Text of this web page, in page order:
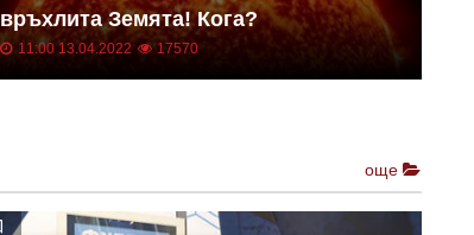
връхлита Земята! Кога?
11:00 13.04.2022 17570
още